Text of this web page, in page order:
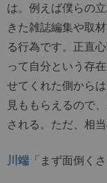
は。例えば僕らの
きた雑誌編集や取
る行為です。正直
って自分という存
せてくれた側から
見ももらえるので
される。ただ、相
川端 「まず面倒く